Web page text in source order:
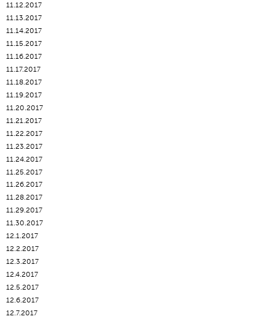
11.12.2017
11.13.2017
11.14.2017
11.15.2017
11.16.2017
11.17.2017
11.18.2017
11.19.2017
11.20.2017
11.21.2017
11.22.2017
11.23.2017
11.24.2017
11.25.2017
11.26.2017
11.28.2017
11.29.2017
11.30.2017
12.1.2017
12.2.2017
12.3.2017
12.4.2017
12.5.2017
12.6.2017
12.7.2017